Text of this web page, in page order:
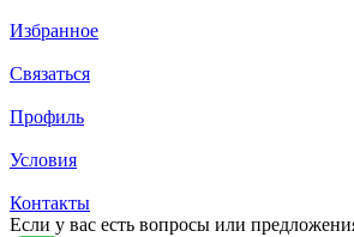
Избранное
Связаться
Профиль
Условия
Контакты
Если у вас есть вопросы или